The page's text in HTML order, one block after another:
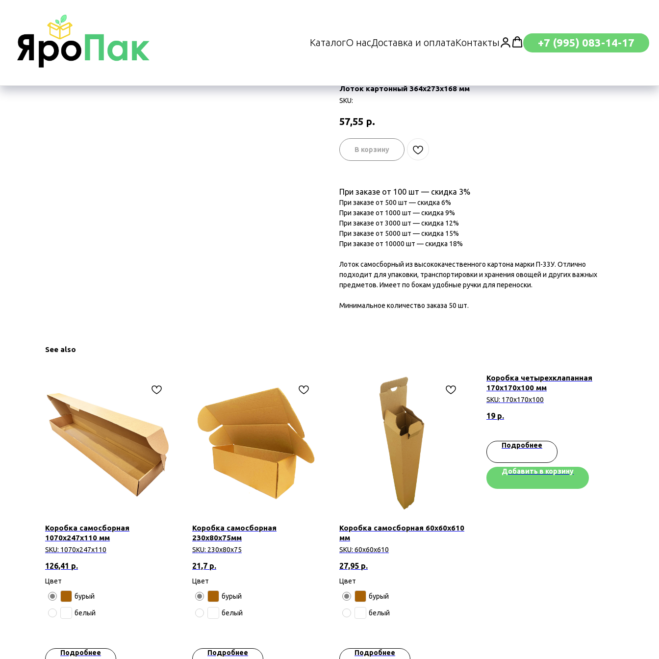
КаталогО насДоставка и оплатаКонтакты +7 (995) 083-14-17
Main page
Лоток картонный 364х273х168 мм
SKU:
57,55 р.
В корзину
При заказе от 100 шт — скидка 3%
При заказе от 500 шт — скидка 6%
При заказе от 1000 шт — скидка 9%
При заказе от 3000 шт — скидка 12%
При заказе от 5000 шт — скидка 15%
При заказе от 10000 шт — скидка 18%
Лоток самосборный из высококачественного картона марки П-33У. Отлично
подходит для упаковки, транспортировки и хранения овощей и других важных
предметов. Имеет по бокам удобные ручки для переноски.
Минимальное количество заказа 50 шт.
See also
Коробка самосборная
1070х247х110 мм
SKU: 1070х247х110
126,41 р.
Цвет
бурый
белый
Подробнее
Коробка самосборная
230х80х75мм
SKU: 230х80х75
21,7 р.
Цвет
бурый
белый
Подробнее
Коробка самосборная 60х60х610
мм
SKU: 60х60х610
27,95 р.
Цвет
бурый
белый
Подробнее
Коробка четырехклапанная
170х170х100 мм
SKU: 170х170х100
19 р.
Подробнее
Добавить в корзину